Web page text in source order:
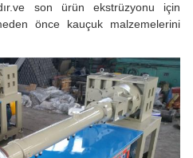
son ürün ekstrüzyonu için
önce kauçuk malzemelerini